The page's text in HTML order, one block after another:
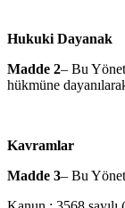
Hukuki Dayanak
Madde 2– Bu
hükmüne
Kavramlar
Madde 3– Bu